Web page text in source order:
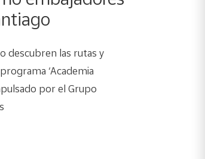
descubren las rutas y
‘Academia
por el Grupo